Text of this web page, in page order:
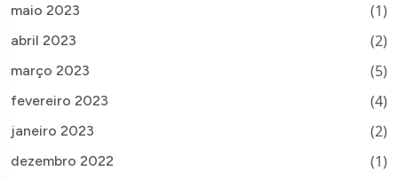
maio 2023 (1)
abril 2023 (2)
março 2023 (5)
fevereiro 2023 (4)
janeiro 2023 (2)
dezembro 2022 (1)